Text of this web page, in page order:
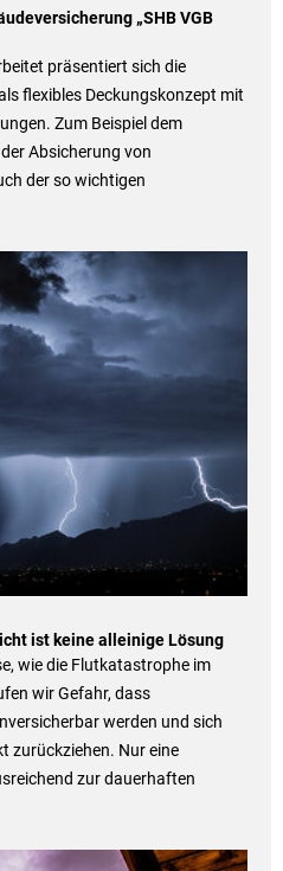
„SHB VGB
präsentiert sich die
flexibles Deckungskonzept mit
Zum Beispiel dem
Absicherung von
der so wichtigen
ist keine alleinige Lösung
wie die Flutkatastrophe im
wir Gefahr, dass
werden und sich
zurückziehen. Nur eine
zur dauerhaften